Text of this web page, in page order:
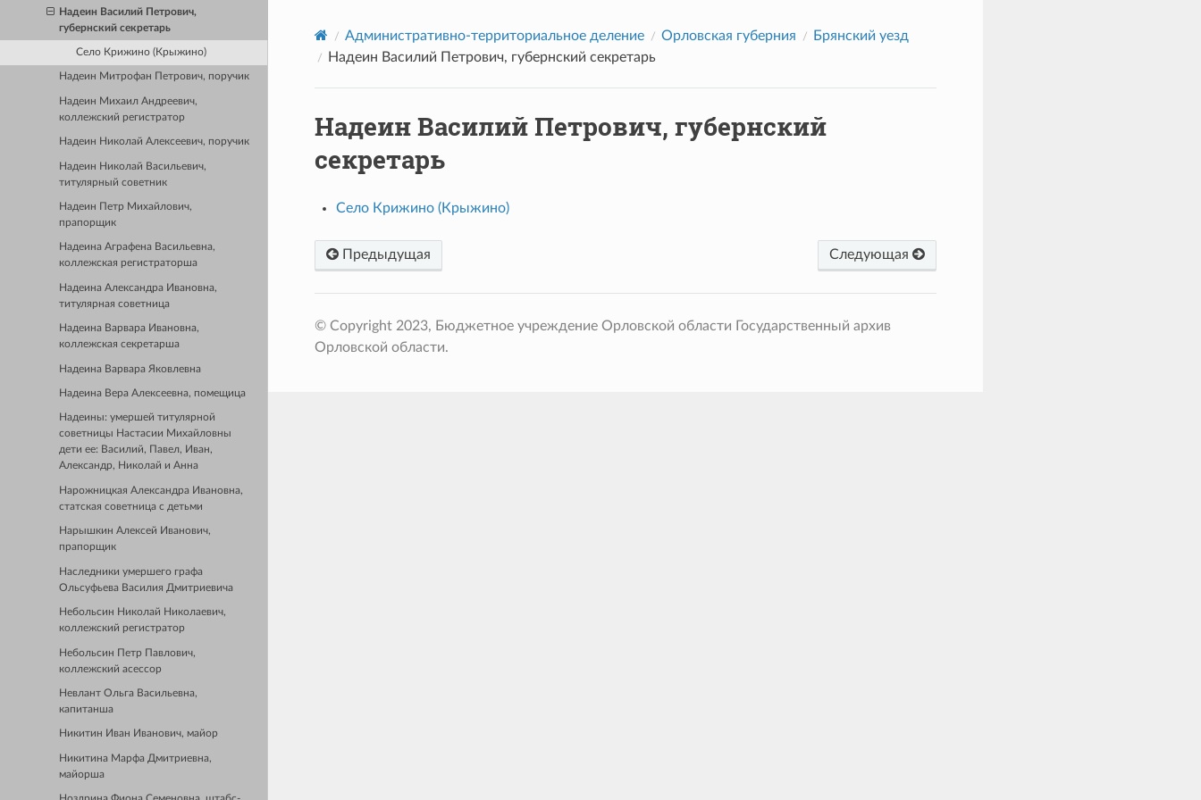
Надеин Василий Петрович,
губернский секретарь
Село Крижино (Крыжино)
Надеин Митрофан Петрович, поручик
Надеин Михаил Андреевич,
коллежский регистратор
Надеин Николай Алексеевич, поручик
Надеин Николай Васильевич,
титулярный советник
Надеин Петр Михайлович,
прапорщик
Надеина Аграфена Васильевна,
коллежская регистраторша
Надеина Александра Ивановна,
титулярная советница
Надеина Варвара Ивановна,
коллежская секретарша
Надеина Варвара Яковлевна
Надеина Вера Алексеевна, помещица
Надеины: умершей титулярной
советницы Настасии Михайловны
дети ее: Василий, Павел, Иван,
Александр, Николай и Анна
Нарожницкая Александра Ивановна,
статская советница с детьми
Нарышкин Алексей Иванович,
прапорщик
Наследники умершего графа
Ольсуфьева Василия Дмитриевича
Небольсин Николай Николаевич,
коллежский регистратор
Небольсин Петр Павлович,
коллежский асессор
Невлант Ольга Васильевна,
капитанша
Никитин Иван Иванович, майор
Никитина Марфа Дмитриевна,
майорша
Административно-территориальное деление Орловская губерния
Брянский уезд
Надеин Василий Петрович, губернский секретарь
Надеин Василий Петрович, губернский
секретарь
Село Крижино (Крыжино)
Предыдущая Следующая
© Copyright 2023, Бюджетное учреждение Орловской области Государственный архив
Орловской области.